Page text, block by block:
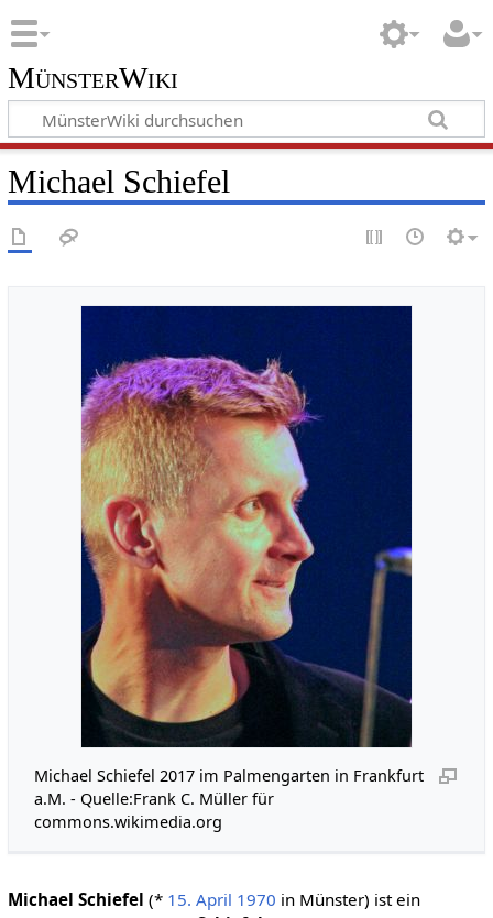
MünsterWiki
Michael Schiefel
Michael Schiefel 2017 im Palmengarten in Frankfurt
a.M. - Quelle:Frank C. Müller für
commons.wikimedia.org
Michael Schiefel (* 15. April 1970 in Münster) ist ein